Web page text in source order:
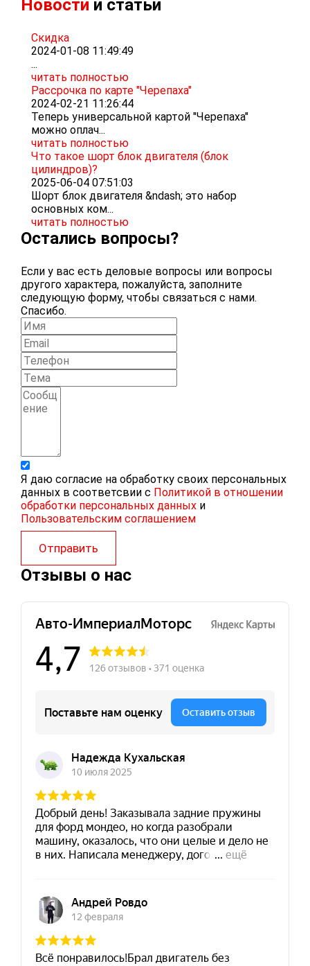
Новости и статьи
Скидка
2024-01-08 11:49:49
...
читать полностью
Рассрочка по карте "Черепаха"
2024-02-21 11:26:44
Теперь универсальной картой "Черепаха"
можно оплач...
читать полностью
Что такое шорт блок двигателя (блок
цилиндров)?
2025-06-04 07:51:03
Шорт блок двигателя &ndash; это набор
основных ком...
читать полностью
Остались вопросы?
Если у вас есть деловые вопросы или вопросы
другого характера, пожалуйста, заполните
следующую форму, чтобы связаться с нами.
Спасибо.
Я даю согласие на обработку своих персональных
данных в соответсвии с Политикой в отношении
обработки персональных данных и
Пользовательским соглашением
Отправить
Отзывы о нас